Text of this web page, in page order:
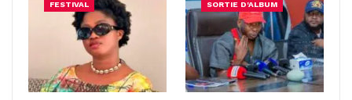
FESTIVAL SORTIE D'ALBUM